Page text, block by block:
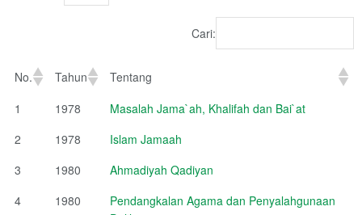
Cari:
No. Tahun
Tentang
1
1978
Masalah Jama`ah, Khalifah dan Bai`at
2
1978
Islam Jamaah
3
1980
Ahmadiyah Qadiyan
4
1980
Pendangkalan Agama dan Penyalahgunaan